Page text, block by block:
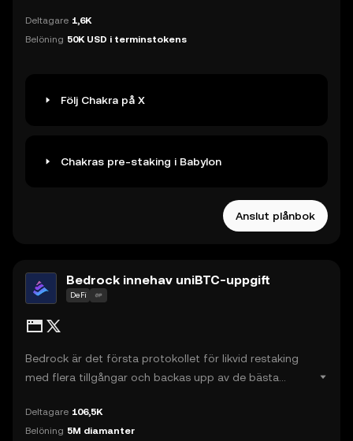
Chakra erbjuder en högpresterande och parallelliserad
modulär avvecklingslösning för effektivt likviditetsflöde
Deltagare 1,6K
Belöning 50K USD i terminstokens
Följ Chakra på X
Chakras pre-staking i Babylon
Anslut plånbok
Bedrock innehav uniBTC-uppgift
DeFi
Bedrock är det första protokollet för likvid restaking
med flera tillgångar och backas upp av de bästa
medgrundare. Som en pionjär inom likvid staking ger
Bedrock hög avkastning och säkerhet av institutionell
Deltagare 106,5K
Belöning 5M diamanter